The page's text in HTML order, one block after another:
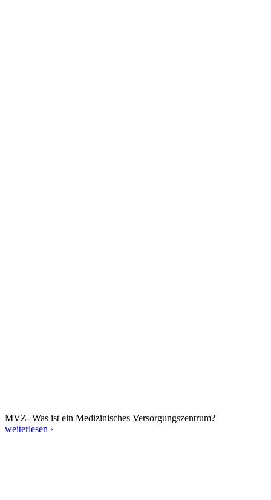
MVZ- Was ist ein Medizinisches Versorgungszentrum?
weiterlesen ›